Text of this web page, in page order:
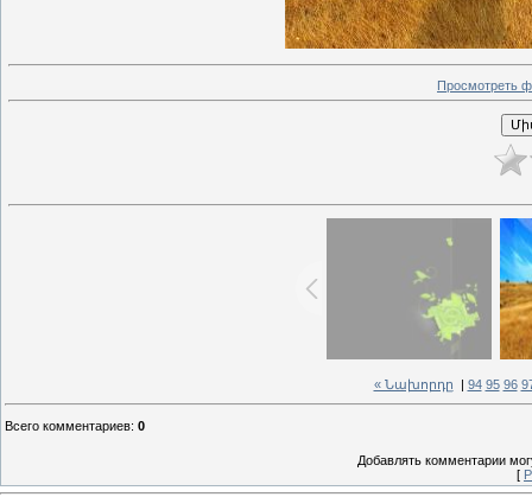
Просмотреть
« Նախորդը 94 95 96
Всего комментариев: 0
Добавлять комментарии
[